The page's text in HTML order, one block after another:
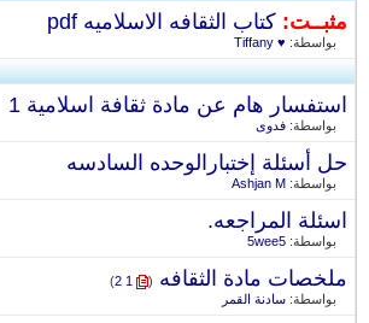
مثبــت: كتاب الثقافه الاسلاميه pdf
بواسطة:♥ Tiffany
استفسار هام عن مادة ثقافة اسلامية 1
بواسطة:فدوى
حل أسئلة إختبارالوحده السادسه
بواسطة:Ashjan M
اسئلة المراجعه.
بواسطة:5wee5
ملخصات مادة الثقافه‏
(
1
2
بواسطة:سادنة القمر